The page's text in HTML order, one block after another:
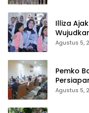
Illiza
Agustus 5,
Pemko
Atjeh
Agustus 5,